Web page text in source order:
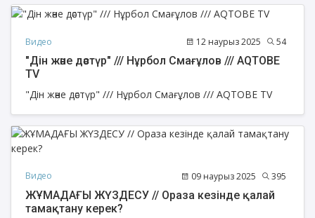
Видео 12 наурыз 2025 54
"Дін және дәстүр" /// Нұрбол Смағұлов /// AQTOBE
TV
"Дін және дәстүр" /// Нұрбол Смағұлов /// AQTOBE TV
Видео 09 наурыз 2025 395
ЖҰМАДАҒЫ ЖҮЗДЕСУ // Ораза кезінде қалай
тамақтану керек?